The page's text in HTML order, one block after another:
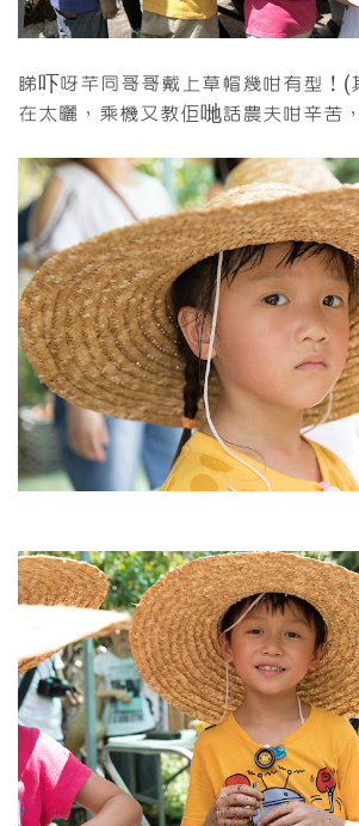
睇吓呀芊同哥哥戴上草帽幾咁有型！(
在太曬，乘機又教佢哋話農夫咁辛苦